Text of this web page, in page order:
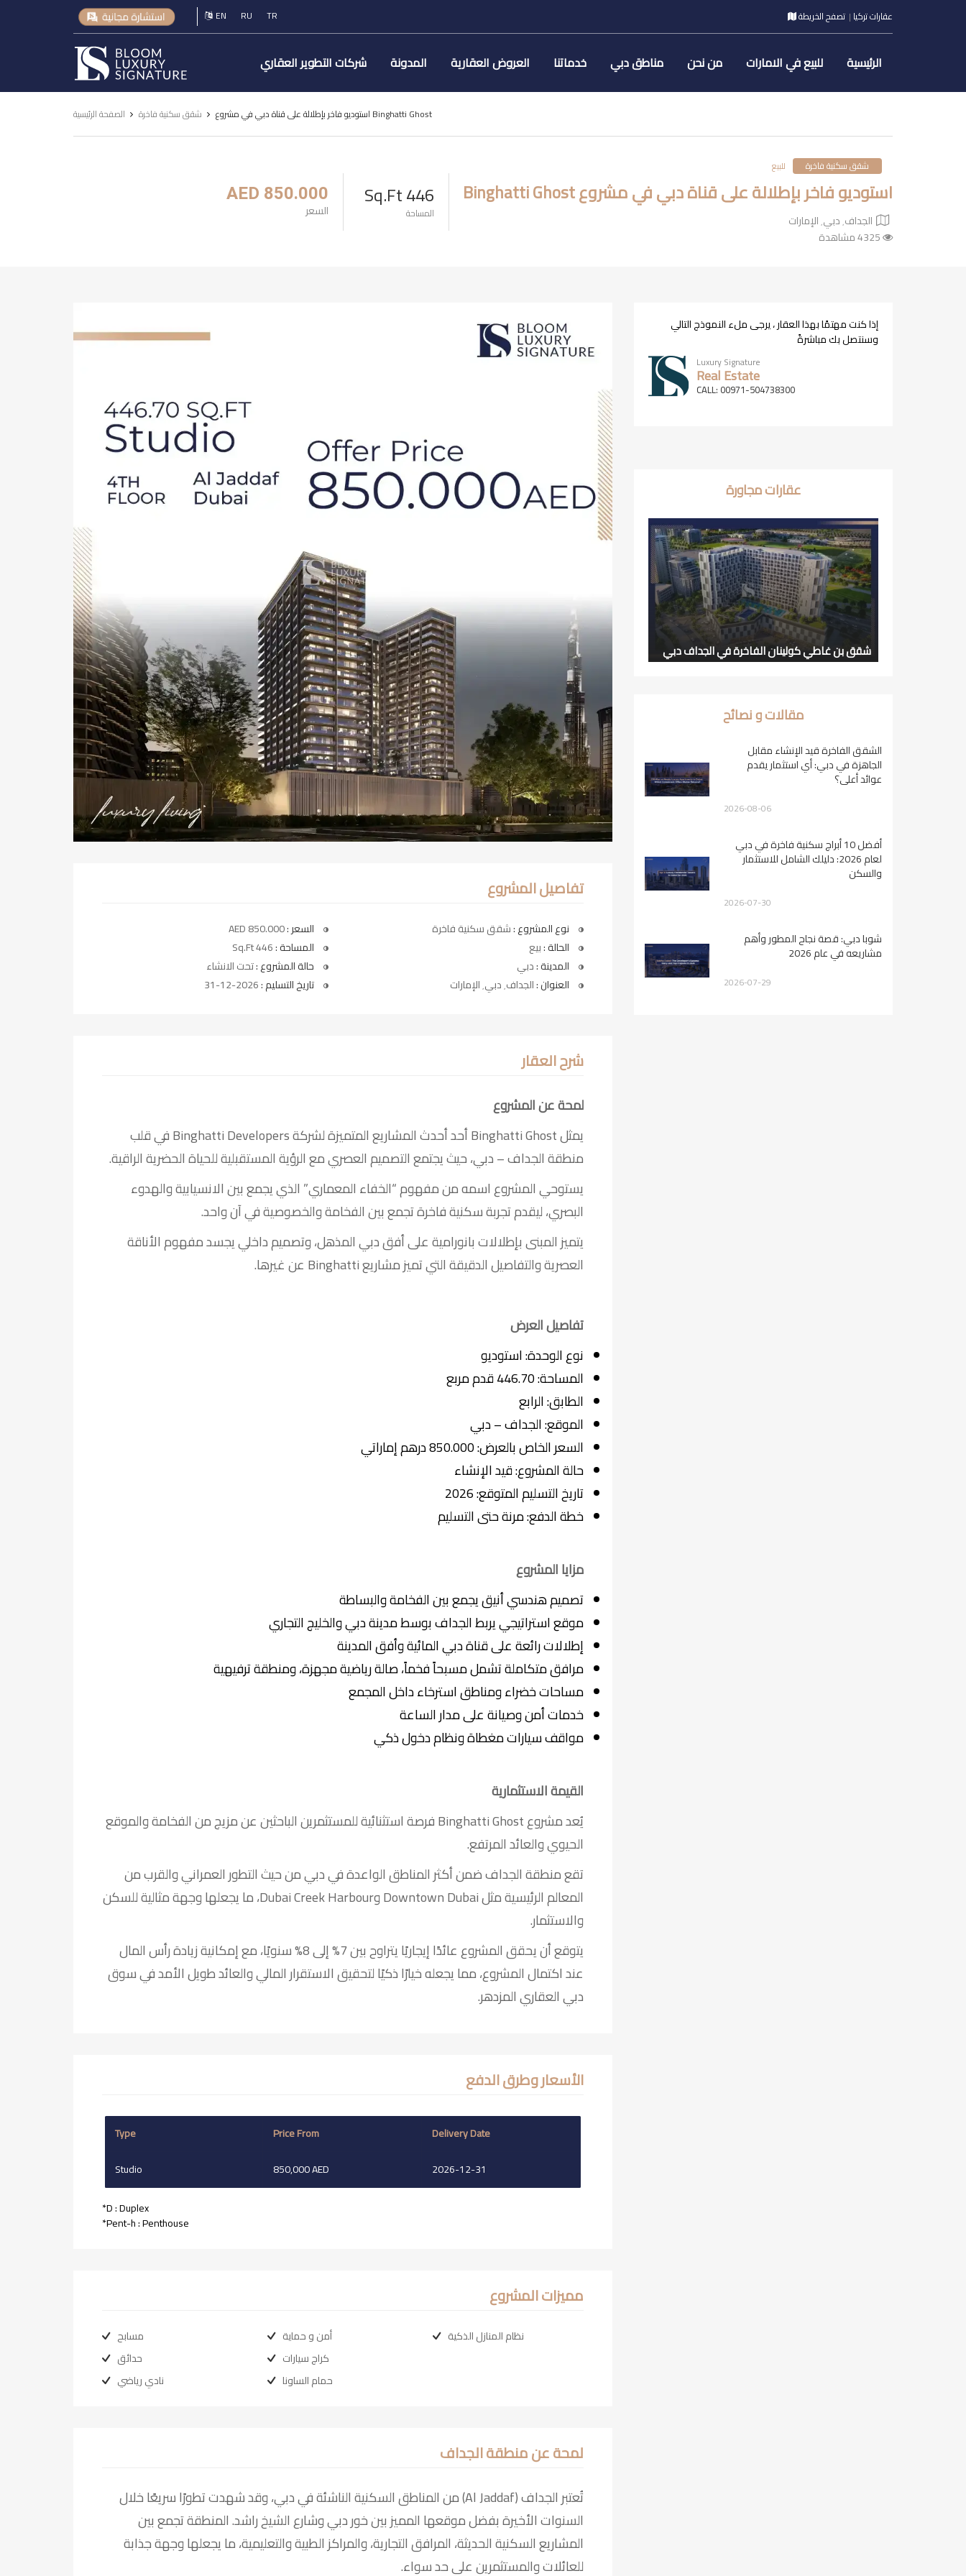
EN RU TR تصفح الخريطة عقارات تركيا
Luxury
Signature
الرئيسية للبيع في الامارات من نحن مناطق دبي خدماتنا العروض العقارية المدونة شركات التطوير العقاري
الصفحة الرئيسية شقق سكنية فاخرة استوديو فاخر بإطلالة على قناة دبي في مشروع Binghatti Ghost
شقق سكنية فاخرة للبيع
استوديو فاخر بإطلالة على قناة دبي في مشروع Binghatti Ghost
الجداف٬ دبي٬ الإمارات
446 Sq.Ft
المساحة
AED 850.000
السعر
تفاصيل المشروع
نوع المشروع :شقق سكنية فاخرة
الحالة :
المدينة :دبي
العنوان :الجداف٬ دبي٬ الإمارات
السعر :AED 850.000
المساحة :
حالة المشروع :تحت الانشاء
تاريخ التسليم :2026-12-31
شرح العقار
لمحة عن المشروع
يمثل Binghatti Ghost أحد أحدث المشاريع المتميزة لشركة Binghatti Developers في قلب
منطقة الجداف – دبي، حيث يجتمع التصميم العصري مع الرؤية المستقبلية للحياة الحضرية الراقية.
يستوحي المشروع اسمه من مفهوم “الخفاء المعماري” الذي يجمع بين الانسيابية والهدوء
البصري، ليقدم تجربة سكنية فاخرة تجمع بين الفخامة والخصوصية في آن واحد.
يتميز المبنى بإطلالات بانورامية على أفق دبي المذهل، وتصميم داخلي يجسد مفهوم الأناقة
العصرية والتفاصيل الدقيقة التي تميز مشاريع Binghatti عن غيرها.
تفاصيل العرض
نوع الوحدة: استوديو
المساحة: 446.70 قدم مربع
الطابق: الرابع
الموقع: الجداف – دبي
السعر الخاص بالعرض: 850.000 درهم إماراتي
حالة المشروع: قيد الإنشاء
تاريخ التسليم المتوقع: 2026
خطة الدفع: مرنة حتى التسليم
مزايا المشروع
تصميم هندسي أنيق يجمع بين الفخامة والبساطة
موقع استراتيجي يربط الجداف بوسط مدينة دبي والخليج التجاري
إطلالات رائعة على قناة دبي المائية وأفق المدينة
مرافق متكاملة تشمل مسبحاً فخماً، صالة رياضية مجهزة، ومنطقة ترفيهية
مساحات خضراء ومناطق استرخاء داخل المجمع
خدمات أمن وصيانة على مدار الساعة
مواقف سيارات مغطاة ونظام دخول ذكي
القيمة الاستثمارية
يُعد مشروع Binghatti Ghost فرصة استثنائية للمستثمرين الباحثين عن مزيج من الفخامة والموقع
الحيوي والعائد المرتفع.
تقع منطقة الجداف ضمن أكثر المناطق الواعدة في دبي من حيث التطور العمراني والقرب من
المعالم الرئيسية مثل Downtown Dubai وDubai Creek Harbour، ما يجعلها وجهة مثالية للسكن
والاستثمار.
يتوقع أن يحقق المشروع عائدًا إيجاريًا يتراوح بين 7% إلى 8% سنويًا، مع إمكانية زيادة رأس المال
عند اكتمال المشروع، مما يجعله خيارًا ذكيًا لتحقيق الاستقرار المالي والعائد طويل الأمد في سوق
دبي العقاري المزدهر.
الأسعار وطرق الدفع
Type Price From
Delivery Date
Studio
850,000 AED 2026-12-31
*D : Duplex
*Pent-h : Penthouse
مميزات المشروع
مسابح
حدائق
نادي رياضي
أمن و حماية
كراج سيارات
حمام الساونا
نظام المنازل الذكية
لمحة عن منطقة الجداف
تُعتبر الجداف (Al Jaddaf) من المناطق السكنية الناشئة في دبي، وقد شهدت تطورًا سريعًا خلال
السنوات الأخيرة بفضل موقعها المميز بين خور دبي وشارع الشيخ راشد. المنطقة تجمع بين
المشاريع السكنية الحديثة، المرافق التجارية، والمراكز الطبية والتعليمية، ما يجعلها وجهة جذابة
للعائلات والمستثمرين على حد سواء.
إذا كنت مهتمًا بهذا العقار ، يرجى ملء النموذج التالي
وسنتصل بك مباشرةً
Luxury Signature
Real Estate
CALL: 00971-504738300
عقارات مجاورة
شقق بن غاطي كولينان الفاخرة في الجداف دبي
مقالات و نصائح
الشقق الفاخرة قيد الإنشاء مقابل
الجاهزة في دبي: أي استثمار يقدم
عوائد أعلى؟
2026-08-06
أفضل 10 أبراج سكنية فاخرة في دبي
لعام 2026: دليلك الشامل للاستثمار
والسكن
2026-07-30
شوبا دبي: قصة نجاح المطور وأهم
مشاريعه في عام 2026
2026-07-29